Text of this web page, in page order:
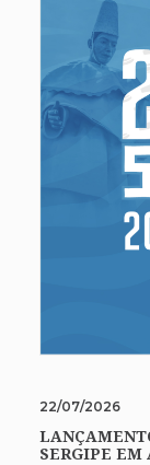
22/07/2026
SERGIPE EM